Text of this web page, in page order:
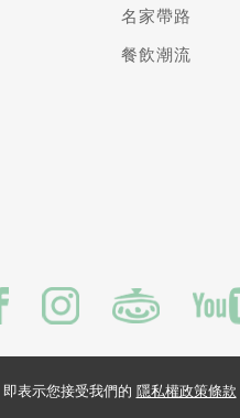
名家帶路
餐飲潮流
表示您接受我們的 隱私權政策條款